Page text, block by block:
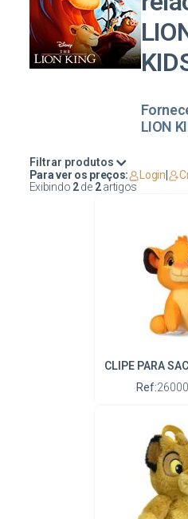
LION
Filtrar produtos
Exibindo 2de 2artigos
Para ver os preços: Login
CLIPE PARA
Ref: